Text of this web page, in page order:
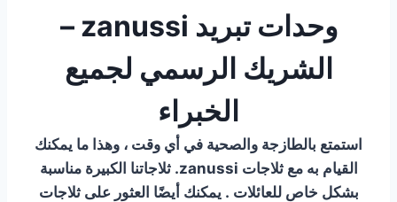
وحدات تبريد zanussi –
الشريك الرسمي لجميع
الخبراء
استمتع بالطازجة والصحية في أي وقت ، وهذا ما يمكنك
القيام به مع ثلاجات zanussi. ثلاجاتنا الكبيرة مناسبة
بشكل خاص للعائلات . يمكنك أيضًا العثور على ثلاجات